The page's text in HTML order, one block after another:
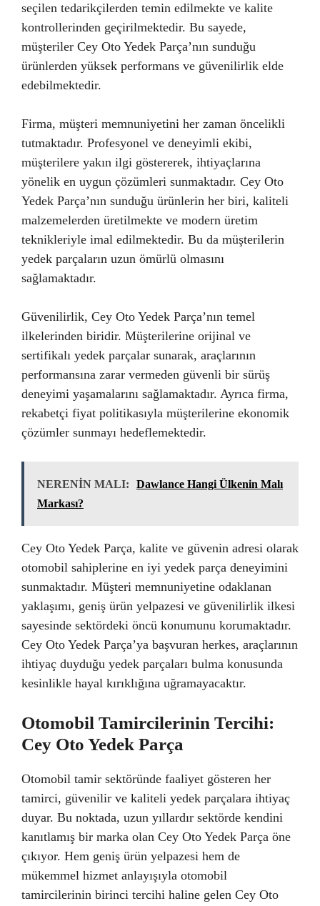
seçilen tedarikçilerden temin edilmekte ve kalite
kontrollerinden geçirilmektedir. Bu sayede,
müşteriler Cey Oto Yedek Parça’nın sunduğu
ürünlerden yüksek performans ve güvenilirlik elde
edebilmektedir.
Firma, müşteri memnuniyetini her zaman öncelikli
tutmaktadır. Profesyonel ve deneyimli ekibi,
müşterilere yakın ilgi göstererek, ihtiyaçlarına
yönelik en uygun çözümleri sunmaktadır. Cey Oto
Yedek Parça’nın sunduğu ürünlerin her biri, kaliteli
malzemelerden üretilmekte ve modern üretim
teknikleriyle imal edilmektedir. Bu da müşterilerin
yedek parçaların uzun ömürlü olmasını
sağlamaktadır.
Güvenilirlik, Cey Oto Yedek Parça’nın temel
ilkelerinden biridir. Müşterilerine orijinal ve
sertifikalı yedek parçalar sunarak, araçlarının
performansına zarar vermeden güvenli bir sürüş
deneyimi yaşamalarını sağlamaktadır. Ayrıca firma,
rekabetçi fiyat politikasıyla müşterilerine ekonomik
çözümler sunmayı hedeflemektedir.
NERENİN MALI:
Dawlance Hangi Ülkenin Malı
Markası?
Cey Oto Yedek Parça, kalite ve güvenin adresi olarak
otomobil sahiplerine en iyi yedek parça deneyimini
sunmaktadır. Müşteri memnuniyetine odaklanan
yaklaşımı, geniş ürün yelpazesi ve güvenilirlik ilkesi
sayesinde sektördeki öncü konumunu korumaktadır.
Cey Oto Yedek Parça’ya başvuran herkes, araçlarının
ihtiyaç duyduğu yedek parçaları bulma konusunda
kesinlikle hayal kırıklığına uğramayacaktır.
Otomobil Tamircilerinin Tercihi:
Cey Oto Yedek Parça
Otomobil tamir sektöründe faaliyet gösteren her
tamirci, güvenilir ve kaliteli yedek parçalara ihtiyaç
duyar. Bu noktada, uzun yıllardır sektörde kendini
kanıtlamış bir marka olan Cey Oto Yedek Parça öne
çıkıyor. Hem geniş ürün yelpazesi hem de
mükemmel hizmet anlayışıyla otomobil
tamircilerinin birinci tercihi haline gelen Cey Oto